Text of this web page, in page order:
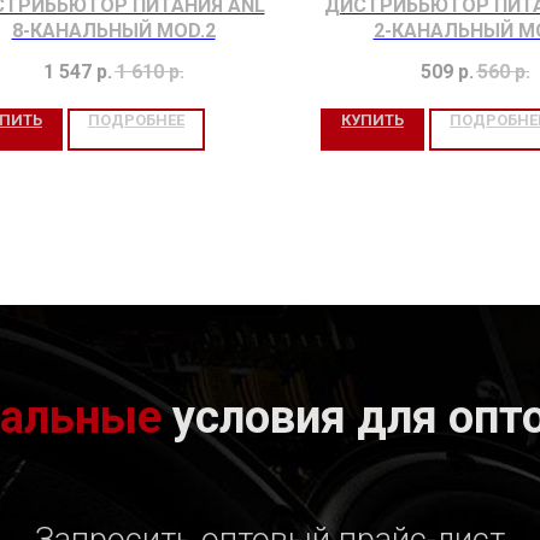
ПИТАНИЯ ANL
8-КАНАЛЬНЫЙ MOD.2
1 547 р.1 610 р.
ПОДРОБНЕЕ
ДИСТРИБЬЮТОР
2-КАНАЛЬНЫЙ
509 р.560 р.
КУПИТЬ
условия для